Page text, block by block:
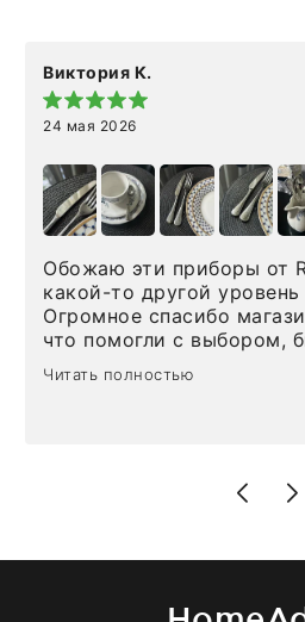
Виктория К.
24 мая 2026
Обожаю эти приборы от
какой-то другой уровень
Огромное спасибо
что помогли с выбором,
доставкой и высоким
была здесь лично,
внутри очень много
Позже заказывала
доставили сдэком на
отвечает очень быстро.
Читать полностью